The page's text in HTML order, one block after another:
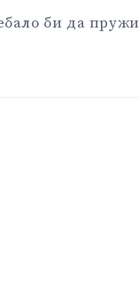
би да пружи